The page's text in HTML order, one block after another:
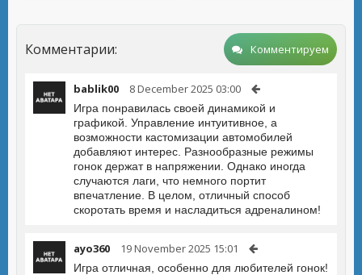
Комментарии: Комментируем
bablik00 8 December 2025 03:00
Игра понравилась своей динамикой и
графикой. Управление интуитивное, а
возможности кастомизации автомобилей
добавляют интерес. Разнообразные режимы
гонок держат в напряжении. Однако иногда
случаются лаги, что немного портит
впечатление. В целом, отличный способ
скоротать время и насладиться адреналином!
ayo360 19 November 2025 15:01
Игра отличная, особенно для любителей гонок!